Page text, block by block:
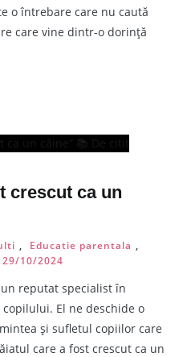
o întrebare care nu caută
care vine dintr-o dorință
crescut ca un
, Educatie parentala ,
29/10/2024
reputat specialist în
El ne deschide o
și sufletul copiilor care
care a fost crescut ca un